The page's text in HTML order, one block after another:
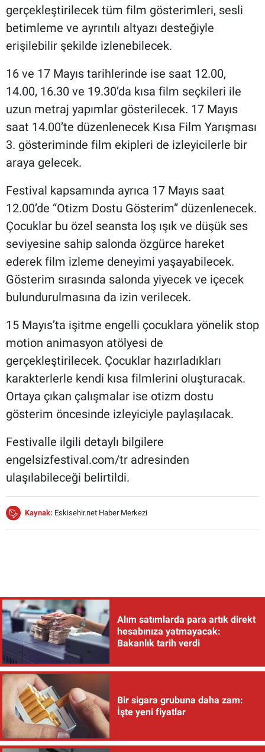
gerçekleştirilecek tüm film gösterimleri, sesli
betimleme ve ayrıntılı altyazı desteğiyle
erişilebilir şekilde izlenebilecek.
16 ve 17 Mayıs tarihlerinde ise saat 12.00,
14.00, 16.30 ve 19.30’da kısa film seçkileri ile
uzun metraj yapımlar gösterilecek. 17 Mayıs
saat 14.00’te düzenlenecek Kısa Film Yarışması
3. gösteriminde film ekipleri de izleyicilerle bir
araya gelecek.
Festival kapsamında ayrıca 17 Mayıs saat
12.00’de “Otizm Dostu Gösterim” düzenlenecek.
Çocuklar bu özel seansta loş ışık ve düşük ses
seviyesine sahip salonda özgürce hareket
ederek film izleme deneyimi yaşayabilecek.
Gösterim sırasında salonda yiyecek ve içecek
bulundurulmasına da izin verilecek.
15 Mayıs’ta işitme engelli çocuklara yönelik stop
motion animasyon atölyesi de
gerçekleştirilecek. Çocuklar hazırladıkları
karakterlerle kendi kısa filmlerini oluşturacak.
Ortaya çıkan çalışmalar ise otizm dostu
gösterim öncesinde izleyiciyle paylaşılacak.
Festivalle ilgili detaylı bilgilere
engelsizfestival.com/tr adresinden
ulaşılabileceği belirtildi.
Kaynak: Eskisehir.net Haber Merkezi
Alım satımlarda para artık direkt
hesabınıza yatmayacak:
Bakanlık tarih verdi
Bir sigara grubuna daha zam:
İşte yeni fiyatlar